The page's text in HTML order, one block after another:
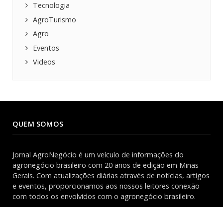
Tecnologia
AgroTurismo
Agro
Eventos
Videos
QUEM SOMOS
Jornal AgroNegócio é um veículo de informações do
agronegócio brasileiro com 20 anos de edição em Minas
Gerais. Com atualizações diárias através de notícias, artigos
e eventos, proporcionamos aos nossos leitores conexão
com todos os envolvidos com o agronegócio brasileiro.